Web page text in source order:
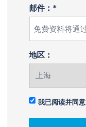
邮件：*
地区：
我已阅读并同意